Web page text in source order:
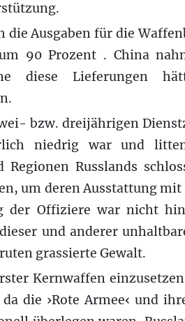
Ausgaben für die
90 Prozent . China
diese Lieferungen
bzw. dreijährigen
niedrig war und
Russlands
um deren Ausstattung
der Offiziere war nicht
und anderer
grassierte Gewalt.
Kernwaffen
die ›Rote Armee‹ und